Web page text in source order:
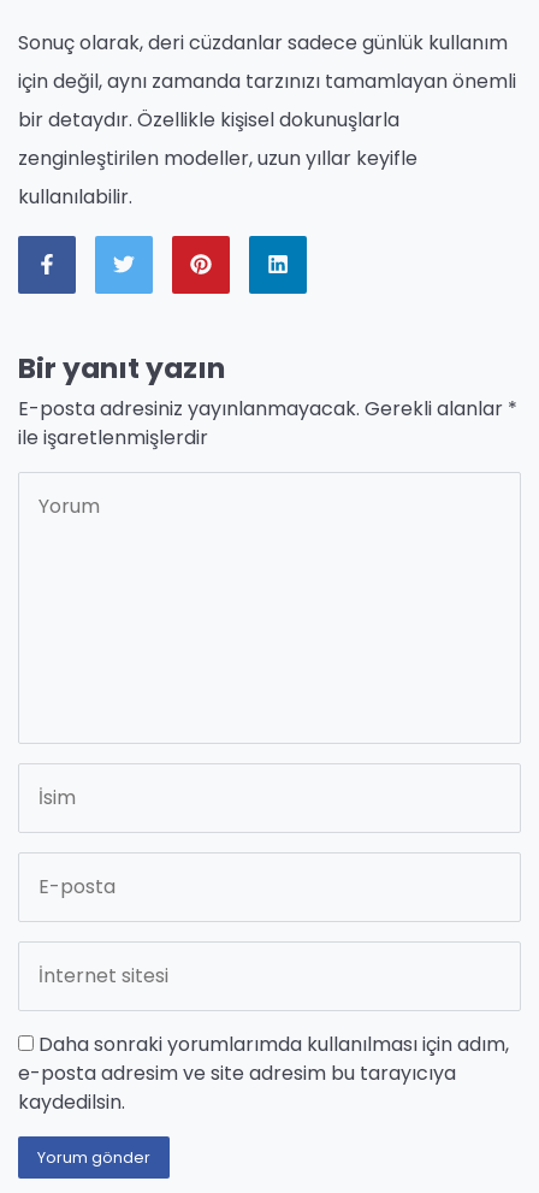
Sonuç olarak, deri cüzdanlar sadece günlük kullanım
için değil, aynı zamanda tarzınızı tamamlayan önemli
bir detaydır. Özellikle kişisel dokunuşlarla
zenginleştirilen modeller, uzun yıllar keyifle
kullanılabilir.
Bir yanıt yazın
E-posta adresiniz yayınlanmayacak. Gerekli alanlar *
ile işaretlenmişlerdir
Daha sonraki yorumlarımda kullanılması için adım,
e-posta adresim ve site adresim bu tarayıcıya
kaydedilsin.